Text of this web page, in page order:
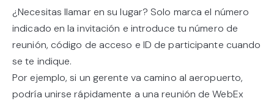
¿Necesitas llamar en su lugar? Solo marca el número
indicado en la invitación e introduce tu número de
reunión, código de acceso e ID de participante cuando
se te indique.
Por ejemplo, si un gerente va camino al aeropuerto,
podría unirse rápidamente a una reunión de WebEx